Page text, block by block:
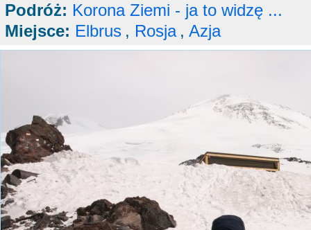
Podróż: Korona Ziemi - ja to widzę ...
Miejsce: Elbrus , Rosja , Azja